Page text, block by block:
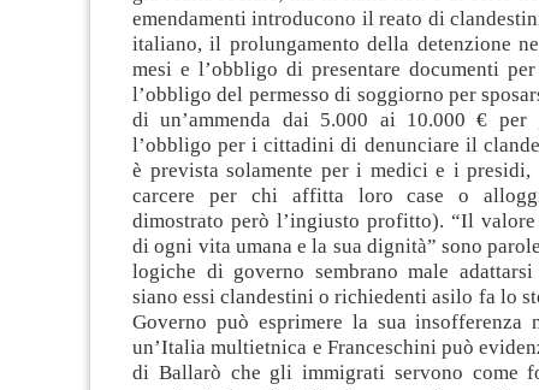
emendamenti introducono il reato di
italiano, il prolungamento della detenzione
mesi e l’obbligo di presentare documenti
l’obbligo del permesso di soggiorno per
di un’ammenda dai 5.000 ai 10.000 €
l’obbligo per i cittadini di denunciare il
è prevista solamente per i medici e i
carcere per chi affitta loro case o
dimostrato però l’ingiusto profitto). “Il
di ogni vita umana e la sua dignità” sono
logiche di governo sembrano male
siano essi clandestini o richiedenti asilo fa lo
Governo può esprimere la sua
un’Italia multietnica e Franceschini può
di Ballarò che gli immigrati servono come